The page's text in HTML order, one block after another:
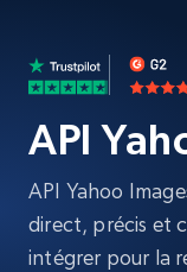
API
API Yahoo
direct, précis et
intégrer pour la